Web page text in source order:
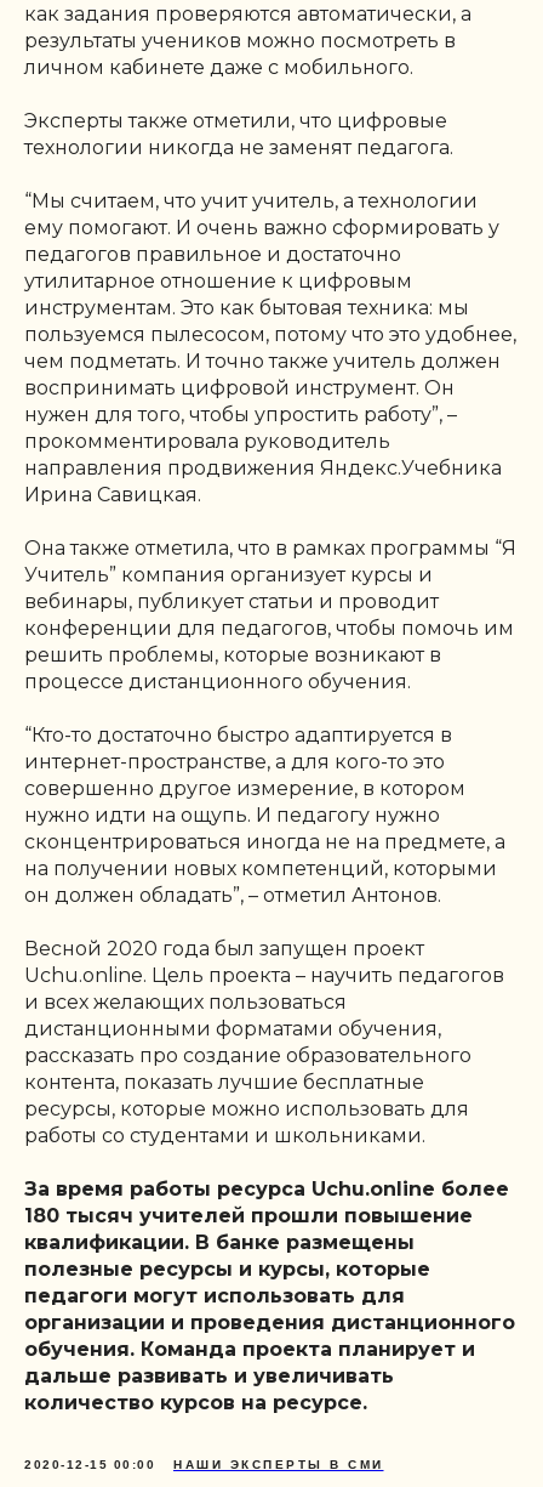
как задания проверяются автоматически, а
результаты учеников можно посмотреть в
личном кабинете даже с мобильного.
Эксперты также отметили, что цифровые
технологии никогда не заменят педагога.
“Мы считаем, что учит учитель, а технологии
ему помогают. И очень важно сформировать у
педагогов правильное и достаточно
утилитарное отношение к цифровым
инструментам. Это как бытовая техника: мы
пользуемся пылесосом, потому что это удобнее,
чем подметать. И точно также учитель должен
воспринимать цифровой инструмент. Он
нужен для того, чтобы упростить работу”, –
прокомментировала руководитель
направления продвижения Яндекс.Учебника
Ирина Савицкая.
Она также отметила, что в рамках программы “Я
Учитель” компания организует курсы и
вебинары, публикует статьи и проводит
конференции для педагогов, чтобы помочь им
решить проблемы, которые возникают в
процессе дистанционного обучения.
“Кто-то достаточно быстро адаптируется в
интернет-пространстве, а для кого-то это
совершенно другое измерение, в котором
нужно идти на ощупь. И педагогу нужно
сконцентрироваться иногда не на предмете, а
на получении новых компетенций, которыми
он должен обладать”, – отметил Антонов.
Весной 2020 года был запущен проект
Uchu.online. Цель проекта – научить педагогов
и всех желающих пользоваться
дистанционными форматами обучения,
рассказать про создание образовательного
контента, показать лучшие бесплатные
ресурсы, которые можно использовать для
работы со студентами и школьниками.
За время работы ресурса Uchu.online более
180 тысяч учителей прошли повышение
квалификации. В банке размещены
полезные ресурсы и курсы, которые
педагоги могут использовать для
организации и проведения дистанционного
обучения. Команда проекта планирует и
дальше развивать и увеличивать
количество курсов на ресурсе.
2020-12-15 00:00 НАШИ ЭКСПЕРТЫ В СМИ